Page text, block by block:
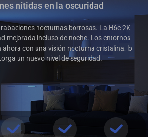
nítidas en la oscuridad
nocturnas borrosas. La H6c 2K
mejorada incluso de noche. Los entornos
ahora con una visión nocturna cristalina, lo
un nuevo nivel de seguridad.